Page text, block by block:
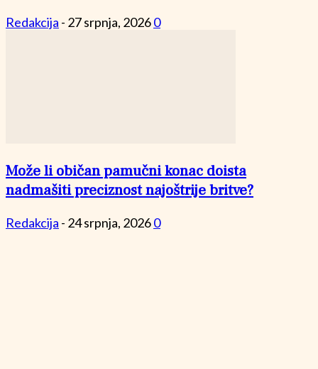
Redakcija - 27 srpnja, 20260
Može li običan pamučni konac doista
nadmašiti preciznost najoštrije britve?
Redakcija - 24 srpnja, 20260